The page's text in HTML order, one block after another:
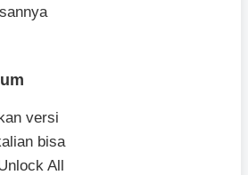
versi
bisa
All